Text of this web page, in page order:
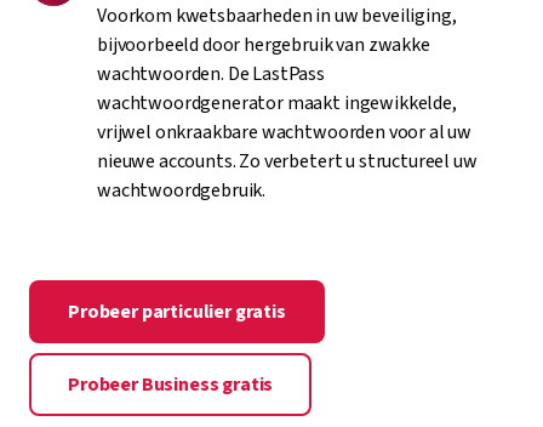
Voorkom kwetsbaarheden in uw beveiliging,
bijvoorbeeld door hergebruik van zwakke
wachtwoorden. De LastPass
wachtwoordgenerator maakt ingewikkelde,
vrijwel onkraakbare wachtwoorden voor al uw
nieuwe accounts. Zo verbetert u structureel uw
wachtwoordgebruik.
Probeer particulier gratis
Probeer Business gratis